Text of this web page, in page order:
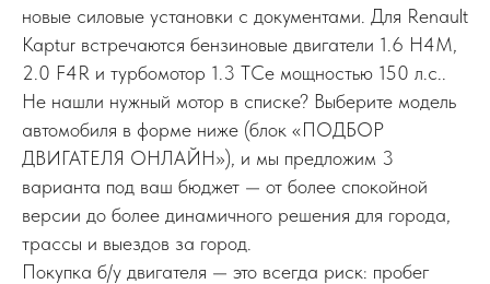
новые силовые установки с документами. Для Renault
Kaptur встречаются бензиновые двигатели 1.6 H4M,
2.0 F4R и турбомотор 1.3 TCe мощностью 150 л.с..
Не нашли нужный мотор в списке? Выберите модель
автомобиля в форме ниже (блок «ПОДБОР
ДВИГАТЕЛЯ ОНЛАЙН»), и мы предложим 3
варианта под ваш бюджет — от более спокойной
версии до более динамичного решения для города,
трассы и выездов за город.
Покупка б/у двигателя — это всегда риск: пробег